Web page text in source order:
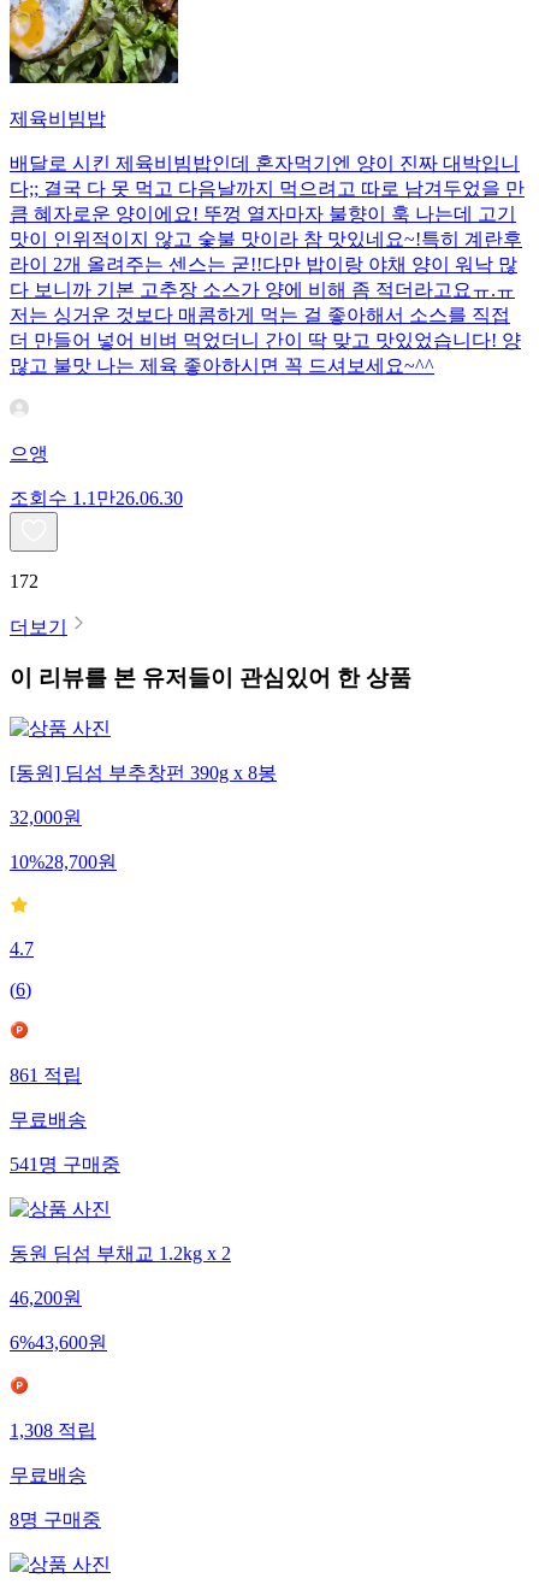
제육비빔밥
배달로 시킨 제육비빔밥인데 혼자먹기엔 양이 진짜 대박입니
다;; 결국 다 못 먹고 다음날까지 먹으려고 따로 남겨두었을 만
큼 혜자로운 양이에요! 뚜껑 열자마자 불향이 훅 나는데 고기
맛이 인위적이지 않고 숯불 맛이라 참 맛있네요~!특히 계란후
라이 2개 올려주는 센스는 굳!! ​다만 밥이랑 야채 양이 워낙 많
다 보니까 기본 고추장 소스가 양에 비해 좀 적더라고요ㅠ.ㅠ
저는 싱거운 것보다 매콤하게 먹는 걸 좋아해서 소스를 직접
더 만들어 넣어 비벼 먹었더니 간이 딱 맞고 맛있었습니다! 양
많고 불맛 나는 제육 좋아하시면 꼭 드셔보세요~^^
으앵
조회수 1.1만26.06.30
172
더보기
이 리뷰를 본 유저들이 관심있어 한 상품
[동원] 딤섬 부추창펀 390g x 8봉
32,000원
10%28,700원
4.7
(6)
861 적립
무료배송
541 명 구매중
동원 딤섬 부채교 1.2kg x 2
46,200원
6%43,600원
1,308 적립
무료배송
8명 구매중